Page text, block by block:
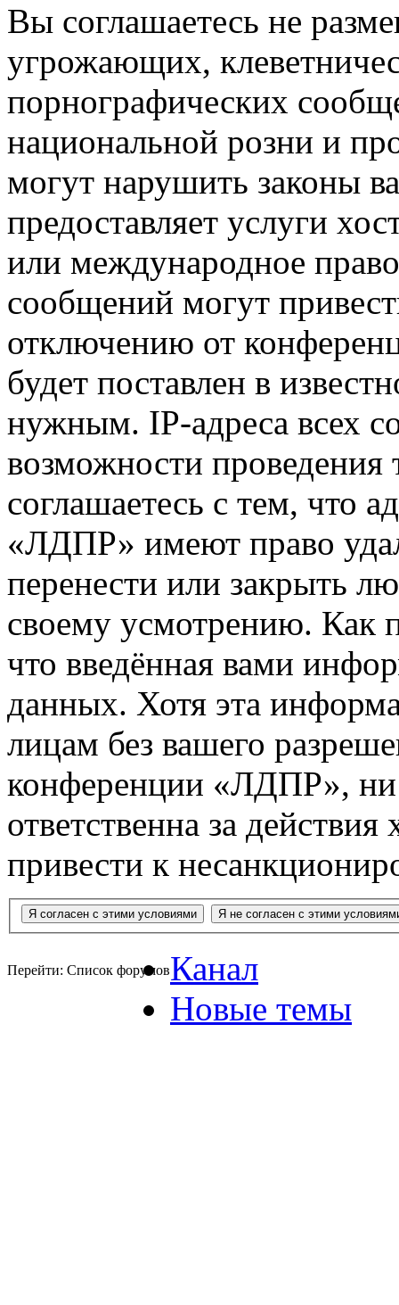
Вы соглашаетесь не
угрожающих,
порнографических
национальной розни и
могут нарушить законы
предоставляет услуги
или международное
сообщений могут
отключению от
будет поставлен в
нужным. IP-адреса всех
возможности
соглашаетесь с тем, что
«ЛДПР» имеют право
перенести или закрыть
своему усмотрению. Как
что введённая вами
данных. Хотя эта
лицам без вашего
конференции «ЛДПР»,
ответственна за
привести к
Перейти: Список форумовКанал
Новые темы